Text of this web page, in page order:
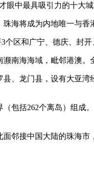
中最具吸引力的十大城
海将成为内地唯一与香
区和广宁、德庆、封开
海海域，毗邻港澳。
、龙门县，设有大亚
包括262个离岛）组成
邻接中国大陆的珠海